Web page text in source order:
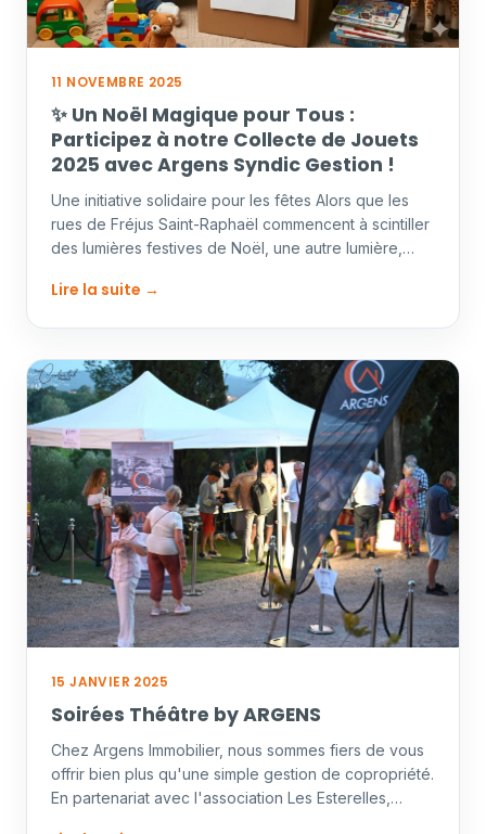
11 NOVEMBRE 2025
✨ Un Noël Magique pour Tous :
Participez à notre Collecte de Jouets
2025 avec Argens Syndic Gestion !
Une initiative solidaire pour les fêtes Alors que les
rues de Fréjus Saint-Raphaël commencent à scintiller
des lumières festives de Noël, une autre lumière,…
Lire la suite →
15 JANVIER 2025
Soirées Théâtre by ARGENS
Chez Argens Immobilier, nous sommes fiers de vous
offrir bien plus qu'une simple gestion de copropriété.
En partenariat avec l'association Les Esterelles,